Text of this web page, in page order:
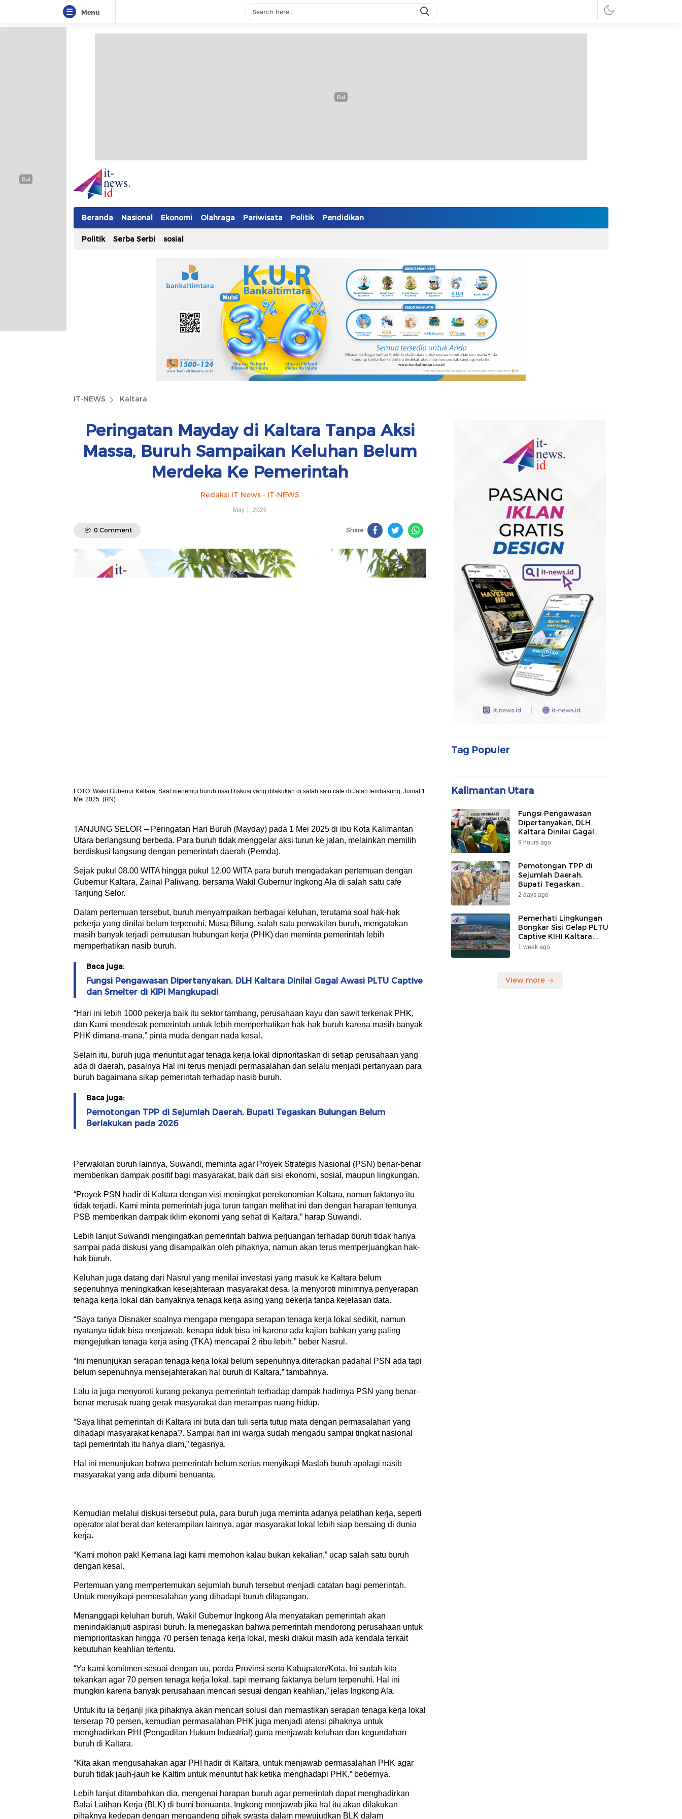
Menu
IT-NEWS
Update Cepat, Cerdas, dan Terpercaya
Beranda Nasional Ekonomi Olahraga Pariwisata Politik Pendidikan
Politik Serba Serbi sosial
IT-NEWS Kaltara
Peringatan Mayday di Kaltara Tanpa Aksi
Massa, Buruh Sampaikan Keluhan Belum
Merdeka Ke Pemerintah
Redaksi IT News - IT-NEWS
May 1, 2026
0 Comment Share
FOTO: Wakil Gubenur Kaltara, Saat menemui buruh usai Diskusi yang dilakukan di salah satu cafe di Jalan lembasung, Jumat 1
Mei 2025. (RN)
TANJUNG SELOR – Peringatan Hari Buruh (Mayday) pada 1 Mei 2025 di ibu Kota Kalimantan
Utara berlangsung berbeda. Para buruh tidak menggelar aksi turun ke jalan, melainkan memilih
berdiskusi langsung dengan pemerintah daerah (Pemda).
Sejak pukul 08.00 WITA hingga pukul 12.00 WITA para buruh mengadakan pertemuan dengan
Gubernur Kaltara, Zainal Paliwang. bersama Wakil Gubernur Ingkong Ala di salah satu cafe
Tanjung Selor.
Dalam pertemuan tersebut, buruh menyampaikan berbagai keluhan, terutama soal hak-hak
pekerja yang dinilai belum terpenuhi. Musa Bilung, salah satu perwakilan buruh, mengatakan
masih banyak terjadi pemutusan hubungan kerja (PHK) dan meminta pemerintah lebih
memperhatikan nasib buruh.
Baca juga:
Fungsi Pengawasan Dipertanyakan, DLH Kaltara Dinilai Gagal Awasi PLTU Captive
dan Smelter di KIPI Mangkupadi
“Hari ini lebih 1000 pekerja baik itu sektor tambang, perusahaan kayu dan sawit terkenak PHK,
dan Kami mendesak pemerintah untuk lebih memperhatikan hak-hak buruh karena masih banyak
PHK dimana-mana,” pinta muda dengan nada kesal.
Selain itu, buruh juga menuntut agar tenaga kerja lokal diprioritaskan di setiap perusahaan yang
ada di daerah, pasalnya Hal ini terus menjadi permasalahan dan selalu menjadi pertanyaan para
buruh bagaimana sikap pemerintah terhadap nasib buruh.
Baca juga:
Pemotongan TPP di Sejumlah Daerah, Bupati Tegaskan Bulungan Belum
Berlakukan pada 2026
Perwakilan buruh lainnya, Suwandi, meminta agar Proyek Strategis Nasional (PSN) benar-benar
memberikan dampak positif bagi masyarakat, baik dari sisi ekonomi, sosial, maupun lingkungan.
“Proyek PSN hadir di Kaltara dengan visi meningkat perekonomian Kaltara, namun faktanya itu
tidak terjadi. Kami minta pemerintah juga turun tangan melihat ini dan dengan harapan tentunya
PSB memberikan dampak iklim ekonomi yang sehat di Kaltara,” harap Suwandi.
Lebih lanjut Suwandi mengingatkan pemerintah bahwa perjuangan terhadap buruh tidak hanya
sampai pada diskusi yang disampaikan oleh pihaknya, namun akan terus memperjuangkan hak-
hak buruh.
Keluhan juga datang dari Nasrul yang menilai investasi yang masuk ke Kaltara belum
sepenuhnya meningkatkan kesejahteraan masyarakat desa. Ia menyoroti minimnya penyerapan
tenaga kerja lokal dan banyaknya tenaga kerja asing yang bekerja tanpa kejelasan data.
“Saya tanya Disnaker soalnya mengapa mengapa serapan tenaga kerja lokal sedikit, namun
nyatanya tidak bisa menjawab. kenapa tidak bisa ini karena ada kajian bahkan yang paling
mengejutkan tenaga kerja asing (TKA) mencapai 2 ribu lebih,” beber Nasrul.
“Ini menunjukan serapan tenaga kerja lokal belum sepenuhnya diterapkan padahal PSN ada tapi
belum sepenuhnya mensejahterakan hal buruh di Kaltara,” tambahnya.
Lalu ia juga menyoroti kurang pekanya pemerintah terhadap dampak hadirnya PSN yang benar-
benar merusak ruang gerak masyarakat dan merampas ruang hidup.
“Saya lihat pemerintah di Kaltara ini buta dan tuli serta tutup mata dengan permasalahan yang
dihadapi masyarakat kenapa?. Sampai hari ini warga sudah mengadu sampai tingkat nasional
tapi pemerintah itu hanya diam,” tegasnya.
Hal ini menunjukan bahwa pemerintah belum serius menyikapi Maslah buruh apalagi nasib
masyarakat yang ada dibumi benuanta.
Kemudian melalui diskusi tersebut pula, para buruh juga meminta adanya pelatihan kerja, seperti
operator alat berat dan keterampilan lainnya, agar masyarakat lokal lebih siap bersaing di dunia
kerja.
“Kami mohon pak! Kemana lagi kami memohon kalau bukan kekalian,” ucap salah satu buruh
dengan kesal.
Pertemuan yang mempertemukan sejumlah buruh tersebut menjadi catatan bagi pemerintah.
Untuk menyikapi permasalahan yang dihadapi buruh dilapangan.
Menanggapi keluhan buruh, Wakil Gubernur Ingkong Ala menyatakan pemerintah akan
menindaklanjuti aspirasi buruh. Ia menegaskan bahwa pemerintah mendorong perusahaan untuk
memprioritaskan hingga 70 persen tenaga kerja lokal, meski diakui masih ada kendala terkait
kebutuhan keahlian tertentu.
“Ya kami komitmen sesuai dengan uu, perda Provinsi serta Kabupaten/Kota. Ini sudah kita
tekankan agar 70 persen tenaga kerja lokal, tapi memang faktanya belum terpenuhi. Hal ini
mungkin karena banyak perusahaan mencari sesuai dengan keahlian,” jelas Ingkong Ala.
Untuk itu ia berjanji jika pihaknya akan mencari solusi dan memastikan serapan tenaga kerja lokal
terserap 70 persen, kemudian permasalahan PHK juga menjadi atensi pihaknya untuk
menghadirkan PHI (Pengadilan Hukum Industrial) guna menjawab keluhan dan kegundahan
buruh di Kaltara.
“Kita akan mengusahakan agar PHI hadir di Kaltara, untuk menjawab permasalahan PHK agar
buruh tidak jauh-jauh ke Kaltim untuk menuntut hak ketika menghadapi PHK,” bebernya.
Lebih lanjut ditambahkan dia, mengenai harapan buruh agar pemerintah dapat menghadirkan
Balai Latihan Kerja (BLK) di bumi benuanta, Ingkong menjawab jika hal itu akan dilakukan
pihaknya kedepan dengan mengandeng pihak swasta dalam mewujudkan BLK dalam
Tag Populer
Kalimantan Utara
Fungsi Pengawasan
Dipertanyakan, DLH
Kaltara Dinilai Gagal
Awasi PLTU Captive dan
9 hours ago
Pemotongan TPP di
Sejumlah Daerah,
Bupati Tegaskan
Bulungan Belum
2 days ago
Pemerhati Lingkungan
Bongkar Sisi Gelap PLTU
Captive KIHI Kaltara:
“Industri Hijau Hanya
1 week ago
View more